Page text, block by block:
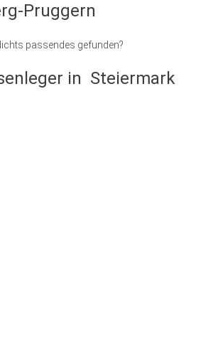
Pruggern
passendes gefunden?
in Steiermark